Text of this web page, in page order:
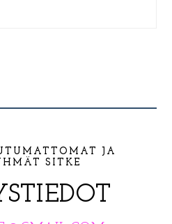
JA
SITKE